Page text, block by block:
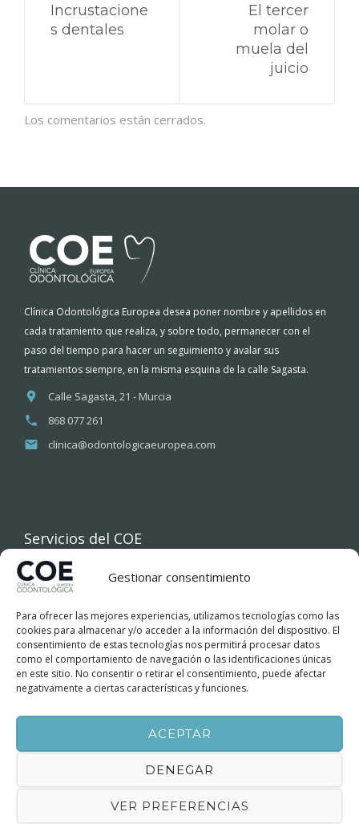
Gestionar consentimiento
Para ofrecer las mejores experiencias, utilizamos tecnologías como las
cookies para almacenar y/o acceder a la información del dispositivo. El
consentimiento de estas tecnologías nos permitirá procesar datos
como el comportamiento de navegación o las identificaciones únicas
en este sitio. No consentir o retirar el consentimiento, puede afectar
negativamente a ciertas características y funciones.
ACEPTAR
DENEGAR
VER PREFERENCIAS
Incrustacione
s dentales
El tercer
molar o
muela del
juicio
Los comentarios están cerrados.
Clínica Odontológica Europea desea poner nombre y apellidos en
cada tratamiento que realiza, y sobre todo, permanecer con el
paso del tiempo para hacer un seguimiento y avalar sus
tratamientos siempre, en la misma esquina de la calle Sagasta.
Calle Sagasta, 21 - Murcia
868 077 261
clinica@odontologicaeuropea.com
Servicios del COE
INICIO
COE
TRATAMIENTOS DENTALES